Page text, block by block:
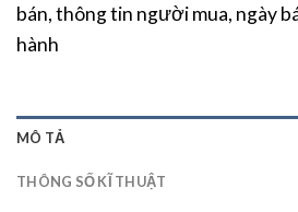
bán, thông tin người mua, ngày
hành
MÔ TẢ
THÔNG SỐ KĨ THUẬT